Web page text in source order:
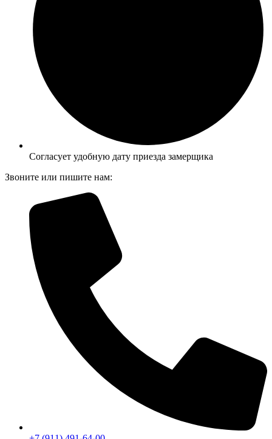
Согласует удобную дату приезда замерщика
Звоните или пишите нам: